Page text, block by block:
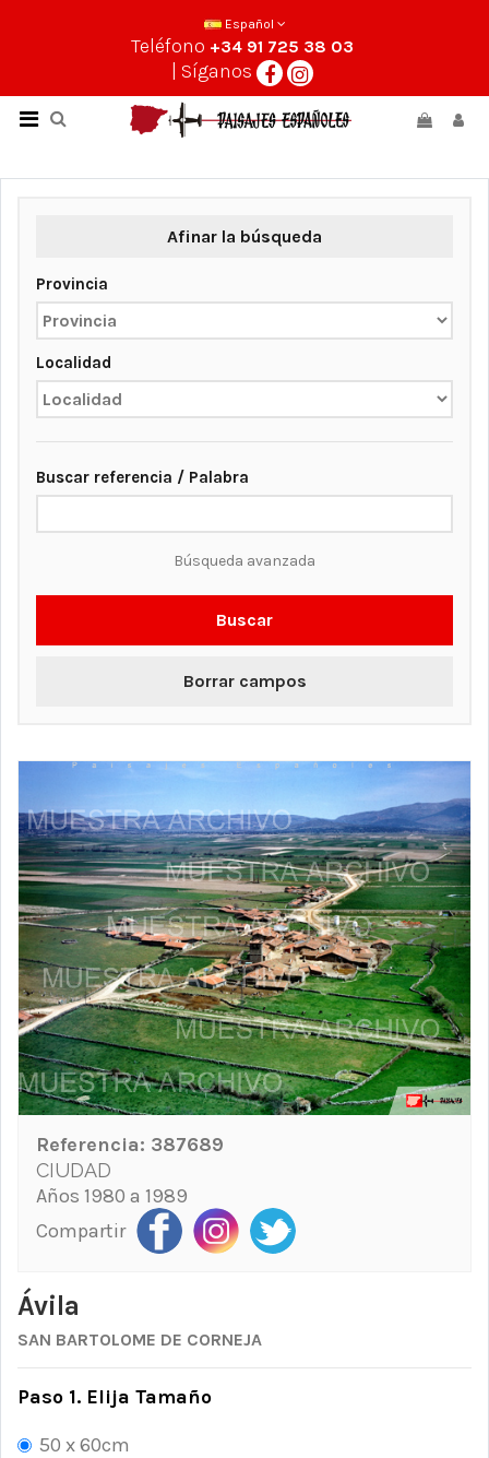
Español
Teléfono +34 91 725 38 03
| Síganos
Afinar la búsqueda
Provincia
Localidad
Buscar referencia / Palabra
Búsqueda avanzada
Buscar
Borrar campos
Referencia: 387689
CIUDAD
Años 1980 a 1989
Compartir
Ávila
SAN BARTOLOME DE CORNEJA
Paso 1. Elija Tamaño
50 x 60cm